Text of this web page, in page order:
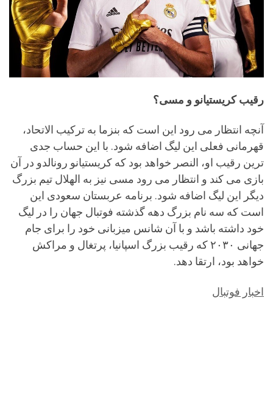
رقیب کریستیانو و مسی؟
آنچه انتظار می رود این است که بنزما به ترکیب الاتحاد،
قهرمانی فعلی این لیگ اضافه شود. با این حساب جدی
ترین رقیب او، النصر خواهد بود که کریستیانو رونالدو در آن
بازی می کند و انتظار می رود مسی نیز به الهلال تیم بزرگ
دیگر این لیگ اضافه شود. برنامه عربستان سعودی این
است که سه نام بزرگ دهه گذشته فوتبال جهان را در لیگ
خود داشته باشد و با آن شانس میزبانی خود را برای جام
جهانی ۲۰۳۰ که رقیب بزرگ اسپانیا، پرتغال و مراکش
خواهد بود، ارتقا دهد.
اخبار فوتبال